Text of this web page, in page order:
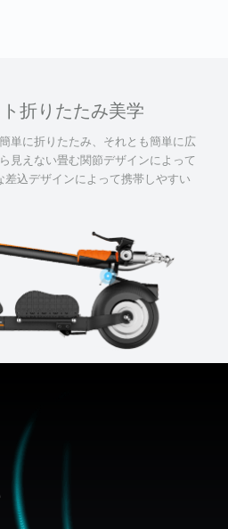
折りたたみ美学
単に折りたたみ、それとも簡単に広
見えない畳む関節デザインによって
差込デザインによって携帯しやすい